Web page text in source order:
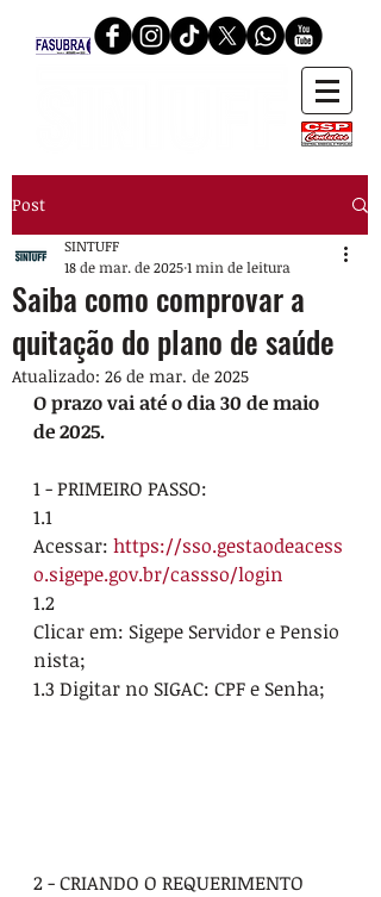
Post
Saiba como comprovar a
quitação do plano de saúde
SINTUFF
18 de mar. de 20251 min de leitura
Atualizado: 26 de mar. de 2025
O prazo vai até o dia 30 de maio
de 2025.
1 - PRIMEIRO PASSO:
1.1
Acessar: https://sso.gestaodeacess
o.sigepe.gov.br/cassso/login
1.2
Clicar em: Sigepe Servidor e Pensio
nista;
1.3 Digitar no SIGAC: CPF e Senha;
2 - CRIANDO O REQUERIMENTO